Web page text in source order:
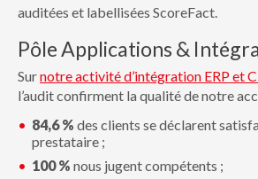
auditées et labellisées ScoreFact.
Pôle Applications &
Surnotre activité d’intégration ERP et
l’audit confirment la qualité de notre
84,6 % des clients se déclarent
prestataire ;
100 % nous jugent compétents ;